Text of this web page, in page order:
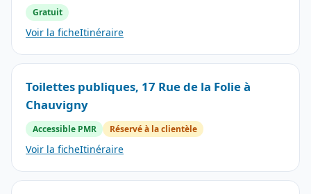
Gratuit
Voir la ficheItinéraire
Toilettes publiques, 17 Rue de la Folie à
Chauvigny
Accessible PMR Réservé à la clientèle
Voir la ficheItinéraire